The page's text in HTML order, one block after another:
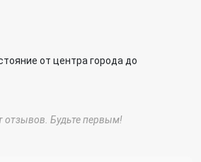
от центра города до
отзывов. Будьте первым!